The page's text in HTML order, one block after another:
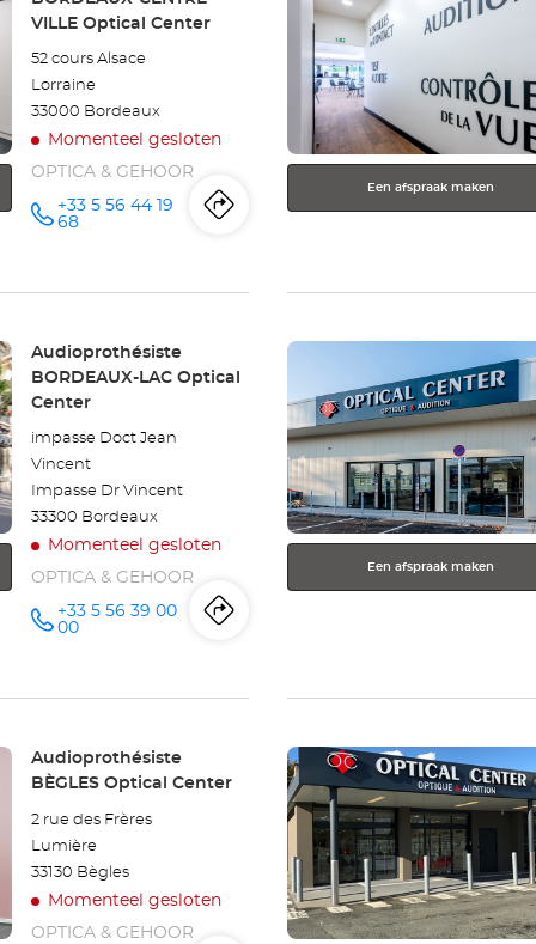
Optical
Center
VILLE Optical Center
52 cours Alsace
Lorraine
33000 Bordeaux
Momenteel gesloten
OPTICA & GEHOOR
telefoonnummer
+33 5 56 44 19
68
Routebeschrijving
naar
BORDEAUX-
CENTRE-
VILLE
Optical
Center
ENTER
toets
voor
meer
informatie
Een afspraak maken
Winkel:
Audioprothésiste
BORDEAUX-LAC Optical
Center
impasse Doct Jean
Vincent
Impasse Dr Vincent
33300 Bordeaux
Momenteel gesloten
OPTICA & GEHOOR
telefoonnummer
+33 5 56 39 00
00
Routebeschrijving
naar
BORDEAUX-
Optical
Center
Druk
de
ENTER
toets
voor
meer
informatie
Een afspraak maken
Winkel:
Audioprothésiste
BÈGLES Optical Center
2 rue des Frères
Lumière
33130 Bègles
Momenteel gesloten
OPTICA & GEHOOR
Druk
op
de
ENTER
toets
voor
meer
informatie